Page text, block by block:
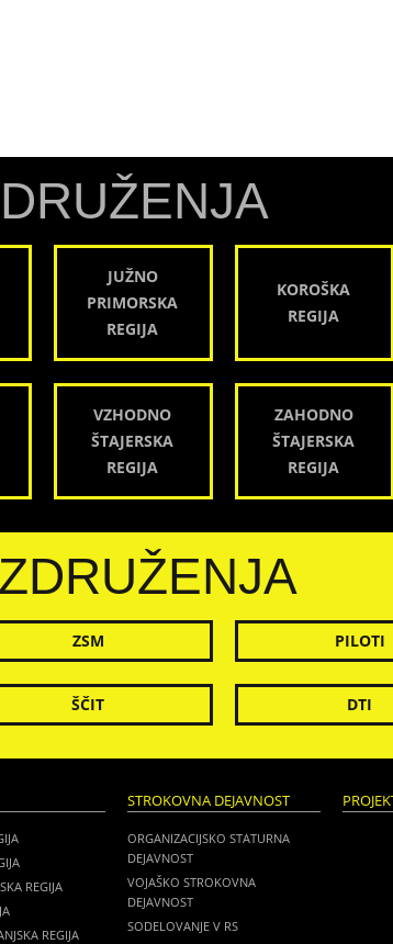
JUŽNO
PRIMORSKA
REGIJA
KOROŠKA
REGIJA
VZHODNO
ŠTAJERSKA
REGIJA
ZAHODNO
ŠTAJERSKA
REGIJA
ZSM PILOTI
ŠČIT DTI
REGIJA
REGIJA
STROKOVNA DEJAVNOST
ORGANIZACIJSKO STATURNA
DEJAVNOST
VOJAŠKO STROKOVNA
DEJAVNOST
SODELOVANJE V RS